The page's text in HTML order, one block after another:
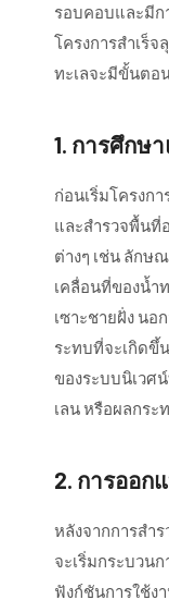
รอบคอบและมีก
โครงการสำเร็
ทะเลจะมีขั้นตอ
1. การศึกษ
ก่อนเริ่มโครงก
และสำรวจพื้นที่
ต่างๆ เช่น ลักษ
เคลื่อนที่ของน้ำ
เซาะชายฝั่ง นอ
ระทบที่จะเกิดขึ้
ของระบบนิเวศ
เลน หรือผลกร
2. การออก
หลังจากการสำ
จะเริ่มกระบวน
ฟังก์ชันการใช้ง